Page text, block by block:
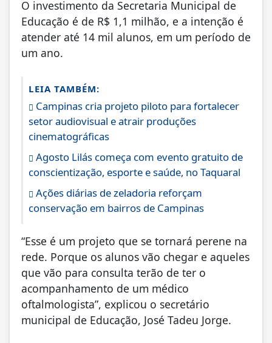
O investimento da Secretaria Municipal de
Educação é de R$ 1,1 milhão, e a intenção é
atender até 14 mil alunos, em um período de
um ano.
LEIA TAMBÉM:
Campinas cria projeto piloto para fortalecer
setor audiovisual e atrair produções
cinematográficas
Agosto Lilás começa com evento gratuito de
conscientização, esporte e saúde, no Taquaral
Ações diárias de zeladoria reforçam
conservação em bairros de Campinas
“Esse é um projeto que se tornará perene na
rede. Porque os alunos vão chegar e aqueles
que vão para consulta terão de ter o
acompanhamento de um médico
oftalmologista”, explicou o secretário
municipal de Educação, José Tadeu Jorge.